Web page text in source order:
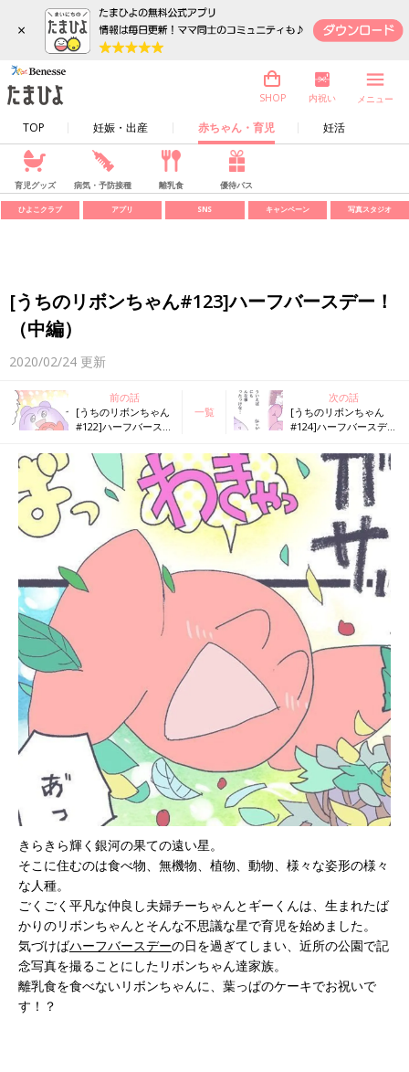
×
TOP 妊娠・出産 赤ちゃん・育児 妊活
SHOP 内祝い メニュー
育児グッズ 病気・予防接種 離乳食 優待パス
ひよこクラブ アプリ SNS キャンペーン 写真スタジオ
[うちのリボンちゃん#123]ハーフバースデー！
（中編）
2020/02/24 更新
前の話
[うちのリボンちゃん
#122]ハーフバースデ
一覧
次の話
[うちのリボンちゃん
#124]ハーフバースデ
きらきら輝く銀河の果ての遠い星。
そこに住むのは食べ物、無機物、植物、動物、様々な姿形の様々
な人種。
ごくごく平凡な仲良し夫婦チーちゃんとギーくんは、生まれたば
かりのリボンちゃんとそんな不思議な星で育児を始めました。
気づけばハーフバースデーの日を過ぎてしまい、近所の公園で記
念写真を撮ることにしたリボンちゃん達家族。
離乳食を食べないリボンちゃんに、葉っぱのケーキでお祝いで
す！？